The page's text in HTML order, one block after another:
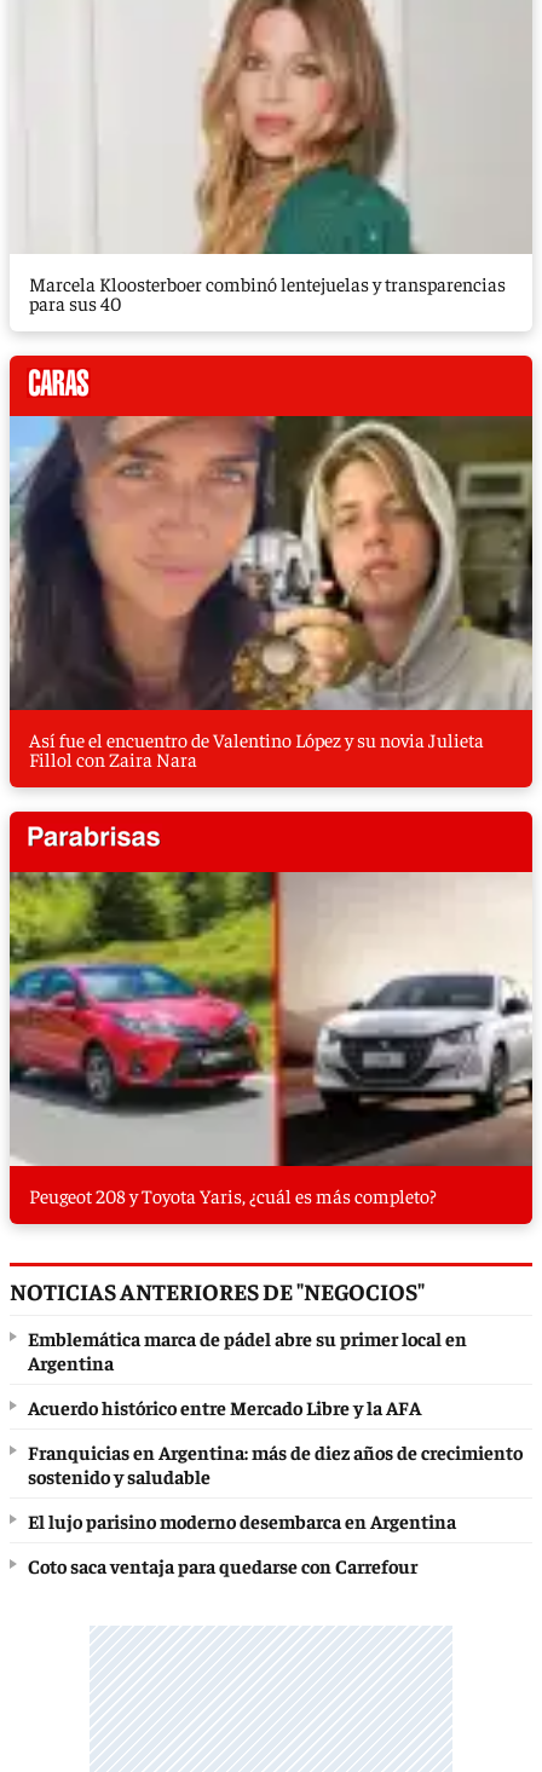
Marcela Kloosterboer combinó lentejuelas y transparencias
para sus 40
Así fue el encuentro de Valentino López y su novia Julieta
Fillol con Zaira Nara
Peugeot 208 y Toyota Yaris, ¿cuál es más completo?
NOTICIAS ANTERIORES DE "NEGOCIOS"
Emblemática marca de pádel abre su primer local en
Argentina
Acuerdo histórico entre Mercado Libre y la AFA
Franquicias en Argentina: más de diez años de crecimiento
sostenido y saludable
El lujo parisino moderno desembarca en Argentina
Coto saca ventaja para quedarse con Carrefour